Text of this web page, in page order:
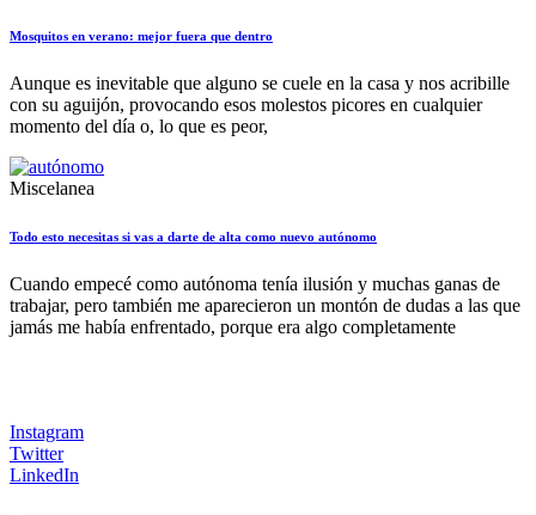
Mosquitos en verano: mejor fuera que dentro
Aunque es inevitable que alguno se cuele en la casa y nos acribille
con su aguijón, provocando esos molestos picores en cualquier
momento del día o, lo que es peor,
Miscelanea
Todo esto necesitas si vas a darte de alta como nuevo autónomo
Cuando empecé como autónoma tenía ilusión y muchas ganas de
trabajar, pero también me aparecieron un montón de dudas a las que
jamás me había enfrentado, porque era algo completamente
Instagram
Twitter
LinkedIn